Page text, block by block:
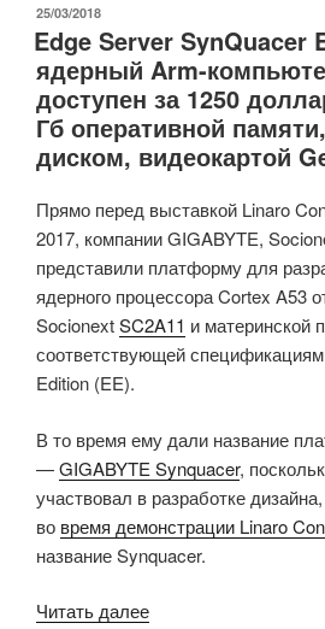
Edition
IVY5661
с
системой-
на-
UniSoC
UWP5661
WiFi
5
+
Bluetooth
ОПУБЛИКОВАНО
25/03/2018
Edge Server SynQuacer
ядерный Arm-
доступен за 1250
Гб оперативной
диском, видеокартой
Прямо перед выставкой Linaro
2017, компании GIGABYTE,
представили платформу для
ядерного процессора Cortex A53
SocionextSC2A11 и материнской
соответствующей
Edition (EE).
В то время ему дали название
—GIGABYTE Synquacer,
участвовал в разработке
во время демонстрации Linaro
название Synquacer.
Читать далее«Edge